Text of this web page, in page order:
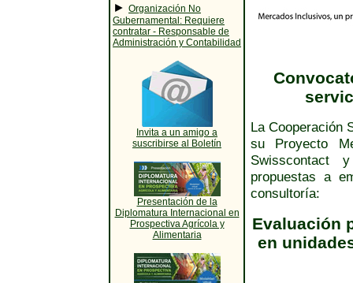
► Organización No
Gubernamental: Requiere
contratar - Responsable de
Administración y Contabilidad
Invita a un amigo a
suscribirse al Boletín
Presentación de la
Diplomatura Internacional en
Prospectiva Agrícola y
Alimentaria
La Cooperación
su Proyecto
Swisscontact
propuestas a
consultoría:
Evaluación
en